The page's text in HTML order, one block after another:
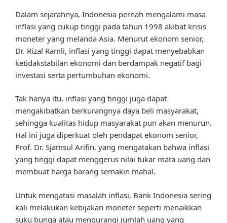
Dalam sejarahnya, Indonesia pernah mengalami masa
inflasi yang cukup tinggi pada tahun 1998 akibat krisis
moneter yang melanda Asia. Menurut ekonom senior,
Dr. Rizal Ramli, inflasi yang tinggi dapat menyebabkan
ketidakstabilan ekonomi dan berdampak negatif bagi
investasi serta pertumbuhan ekonomi.
Tak hanya itu, inflasi yang tinggi juga dapat
mengakibatkan berkurangnya daya beli masyarakat,
sehingga kualitas hidup masyarakat pun akan menurun.
Hal ini juga diperkuat oleh pendapat ekonom senior,
Prof. Dr. Sjamsul Arifin, yang mengatakan bahwa inflasi
yang tinggi dapat menggerus nilai tukar mata uang dan
membuat harga barang semakin mahal.
Untuk mengatasi masalah inflasi, Bank Indonesia sering
kali melakukan kebijakan moneter seperti menaikkan
suku bunga atau mengurangi jumlah uang yang